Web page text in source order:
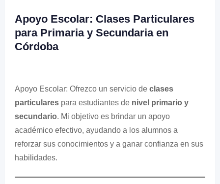
Apoyo Escolar: Clases Particulares
para Primaria y Secundaria en
Córdoba
Apoyo Escolar: Ofrezco un servicio de clases
particulares para estudiantes de nivel primario y
secundario. Mi objetivo es brindar un apoyo
académico efectivo, ayudando a los alumnos a
reforzar sus conocimientos y a ganar confianza en sus
habilidades.